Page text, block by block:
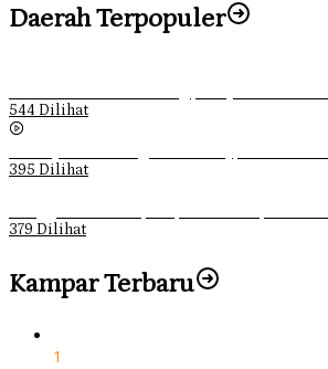
Daerah Terpopuler
544 Dilihat
395 Dilihat
379 Dilihat
Kampar Terbaru
1